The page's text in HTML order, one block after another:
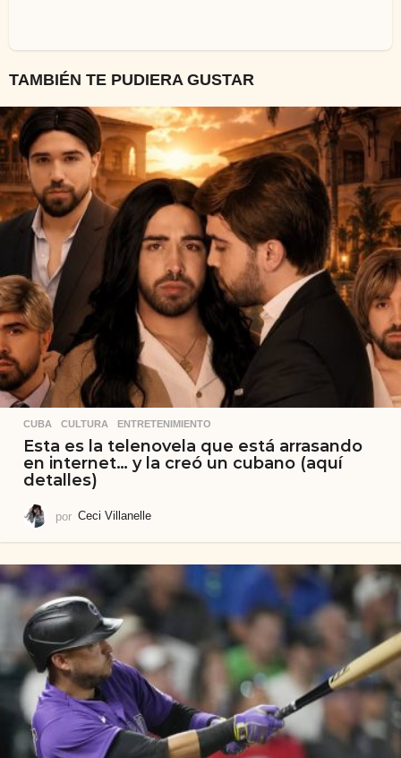
TAMBIÉN TE PUDIERA GUSTAR
CUBA ,CULTURA ,ENTRETENIMIENTO
Esta es la telenovela que está arrasando
en internet… y la creó un cubano (aquí
detalles)
por Ceci Villanelle